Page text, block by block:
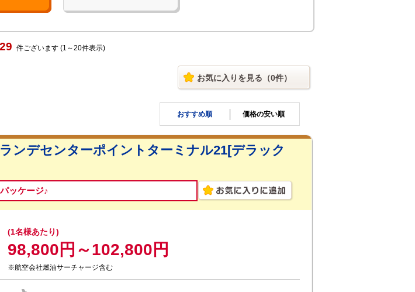
29 件ございます (1～20件表示)
お気に入り を見る （0件）
おすすめ順 価格の安い順
ンデセンターポイントターミナル21[デラック
ッケージ♪
(1名様あたり)
98,800円～102,800円
※航空会社燃油サーチャージ含む